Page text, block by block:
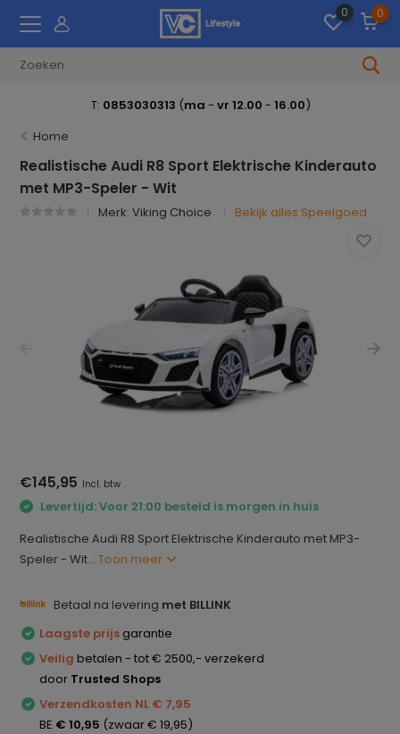
0 0
T: 0853030313 (ma - vr 12.00 - 16.00)
Home
Realistische Audi R8 Sport Elektrische Kinderauto
met MP3-Speler - Wit
Merk:Viking Choice Bekijk alles Speelgoed
€145,95 Incl. btw
Levertijd: Voor 21:00 besteld is morgen in huis
Realistische Audi R8 Sport Elektrische Kinderauto met MP3-
Speler - Wit...Toon meer
Betaal na levering met BILLINK
Laagste prijs garantie
Veilig betalen - tot € 2500,- verzekerd
door Trusted Shops
Verzendkosten NL € 7,95
BE € 10,95 (zwaar € 19,95)